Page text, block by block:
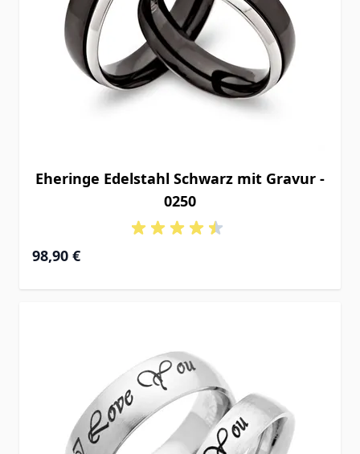
Eheringe Edelstahl Schwarz mit Gravur -
0250
98,90 €